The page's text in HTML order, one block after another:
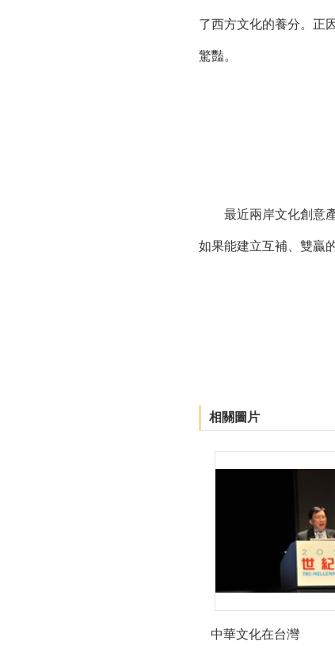
了西方文化的養分。正
驚豔。
最近兩岸文化創意產
如果能建立互補、雙贏
相關圖片
中華文化在台灣